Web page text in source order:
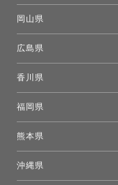
岡山県
広島県
香川県
福岡県
熊本県
沖縄県